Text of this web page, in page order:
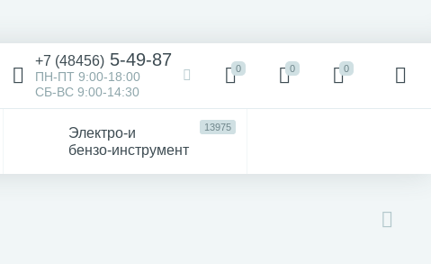
+7 (48456) 5-49-87
ПН-ПТ 9:00-18:00
СБ-ВС 9:00-14:30
0 0 0
Электро-и
бензо-инструмент
13975